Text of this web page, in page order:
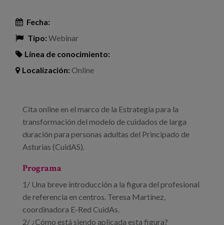
Fecha:
Tipo:Webinar
Línea de conocimiento:
Localización:Online
Cita online en el marco de la Estrategia para la
transformación del modelo de cuidados de larga
duración para personas adultas del Principado de
Asturias (CuidAS).
Programa
1/ Una breve introducción a la figura del profesional
de referencia en centros. Teresa Martínez,
coordinadora E-Red CuidAs.
2/ ¿Cómo está siendo aplicada esta figura?